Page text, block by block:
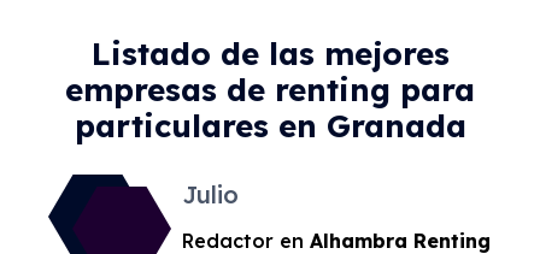
Listado de las mejores
empresas de renting para
particulares en Granada
Julio
Redactor en Alhambra Renting